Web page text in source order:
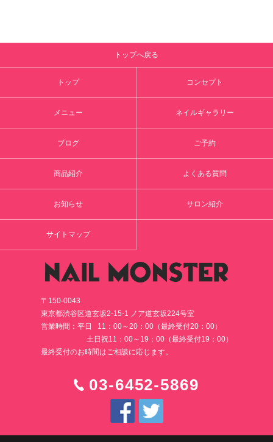
トップへ戻る
トップ コンセプト
メニュー ネイルギャラリー
ブログ ご予約
商品紹介 よくある質問
お知らせ サロン紹介
サイトマップ
〒150-0043
東京都渋谷区道玄坂2-15-1 ノア道玄坂224号室
営業時間：平日 11：00～20：00（最終受付20：00）
土日祝11：00～19：00（最終受付19：00）
最終受付のお時間はご相談に応じます。
03-6452-5869